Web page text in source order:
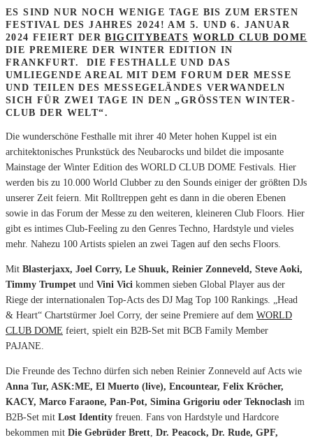
ES SIND NUR NOCH WENIGE TAGE BIS ZUM ERSTEN
FESTIVAL DES JAHRES 2024! AM 5. UND 6. JANUAR
2024 FEIERT DERBIGCITYBEATS WORLD CLUB DOME
DIE PREMIERE DER WINTER EDITION IN
FRANKFURT. DIEFESTHALLEUND DAS
UMLIEGENDE AREAL MIT DEM FORUM DER MESSE
UND TEILEN DES MESSEGELÄNDES VERWANDELN
SICH FÜR ZWEI TAGE IN DEN „GRÖSSTEN WINTER-C
LUB DER WELT“.
Die wunderschöne Festhalle mit ihrer 40 Meter hohen Kuppel ist ein
architektonisches Prunkstück des Neubarocks und bildet die imposante
Mainstage der Winter Edition des WORLD CLUB DOME Festivals. Hier
werden bis zu 10.000 World Clubber zu den Sounds einiger der größten DJs
unserer Zeit feiern. Mit Rolltreppen geht es dann in die oberen Ebenen
sowie in das Forum der Messe zu den weiteren, kleineren Club Floors. Hier
gibt es intimes Club-Feeling zu den Genres Techno, Hardstyle und vieles
mehr. Nahezu 100 Artists spielen an zwei Tagen auf den sechs Floors.
Mit Blasterjaxx, Joel Corry, Le Shuuk, Reinier Zonneveld, Steve Aoki,
Timmy Trumpet und Vini Vici kommen sieben Global Player aus der
Riege der internationalen Top-Acts des DJ Mag Top 100 Rankings. „Head
& Heart“ Chartstürmer Joel Corry, der seine Premiere auf dem WORLD
CLUB DOME feiert, spielt ein B2B-Set mit BCB Family Member
PAJANE.
Die Freunde des Techno dürfen sich neben Reinier Zonneveld auf Acts wie
Anna Tur, ASK:ME, El Muerto (live), Encountear, Felix Kröcher,
KACY, Marco Faraone, Pan-Pot, Simina Grigoriu oder Teknoclash im
B2B-Set mit Lost Identity freuen. Fans von Hardstyle und Hardcore
bekommen mit Die Gebrüder Brett, Dr. Peacock, Dr. Rude, GPF,